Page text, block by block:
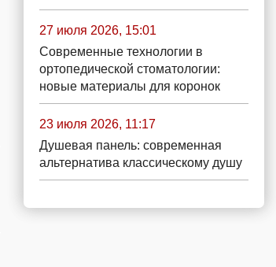
27 июля 2026, 15:01
Современные технологии в
ортопедической стоматологии:
новые материалы для коронок
23 июля 2026, 11:17
Душевая панель: современная
альтернатива классическому душу